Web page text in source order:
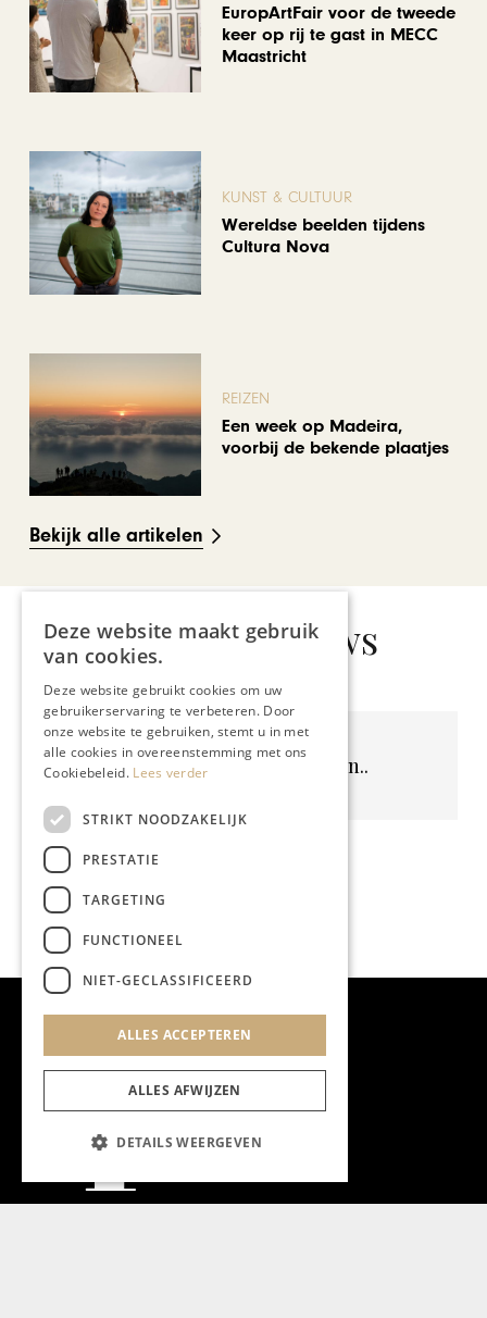
EuropArtFair voor de tweede
keer op rij te gast in MECC
Maastricht
KUNST & CULTUUR
Wereldse beelden tijdens
Cultura Nova
REIZEN
Een week op Madeira,
voorbij de bekende plaatjes
Bekijk alle artikelen
Gerelateerd nieuws
Geen resultaten gevonden..
Deze website maakt gebruik
van cookies.
Deze website gebruikt cookies om uw
gebruikerservaring te verbeteren. Door
onze website te gebruiken, stemt u in met
alle cookies in overeenstemming met ons
Cookiebeleid. Lees verder
STRIKT NOODZAKELIJK
PRESTATIE
TARGETING
FUNCTIONEEL
NIET-GECLASSIFICEERD
ALLES ACCEPTEREN
ALLES AFWIJZEN
DETAILS WEERGEVEN